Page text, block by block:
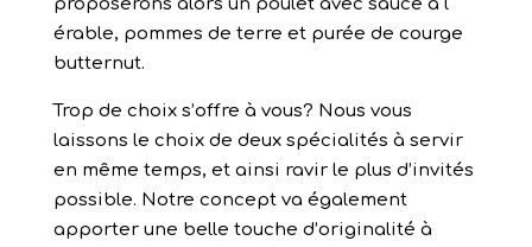
érable, pommes de terre et purée de courge
butternut.
Trop de choix s’offre à vous? Nous vous
laissons le choix de deux spécialités à servir
en même temps, et ainsi ravir le plus d’invités
possible. Notre concept va également
apporter une belle touche d’originalité à